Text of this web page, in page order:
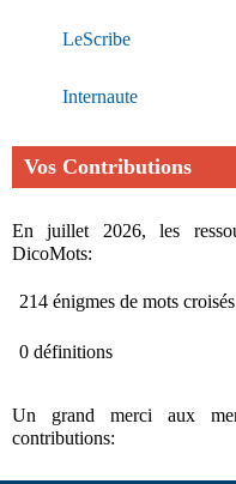
LeScribe
Internaute
Vos Contributions
En juillet 2026, les
DicoMots:
214 énigmes de mots croisés
0 définitions
Un grand merci aux
contributions: